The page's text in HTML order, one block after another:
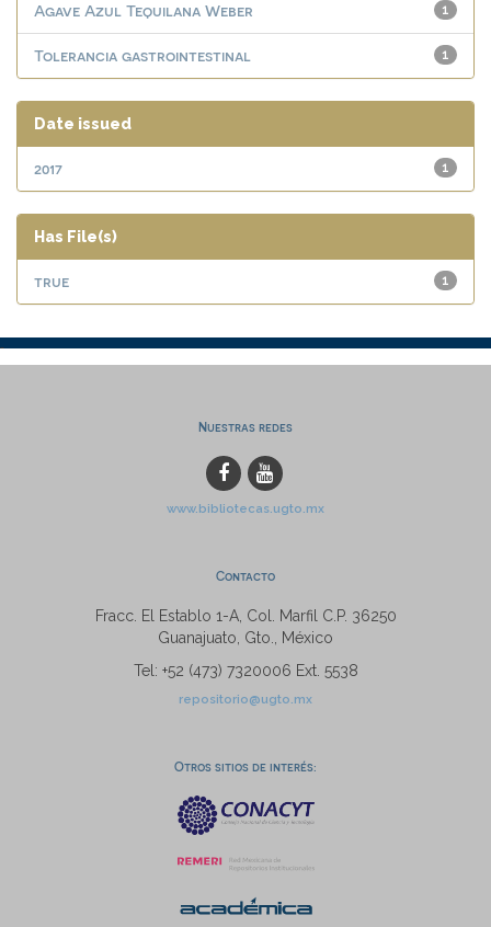
1
Agave Azul Tequilana Weber
1
Tolerancia gastrointestinal
Date issued
1
2017
Has File(s)
1
true
Nuestras redes
www.bibliotecas.ugto.mx
Contacto
Fracc. El Establo 1-A, Col. Marfil C.P. 36250
Guanajuato, Gto., México
Tel: +52 (473) 7320006 Ext. 5538
repositorio@ugto.mx
Otros sitios de interés: